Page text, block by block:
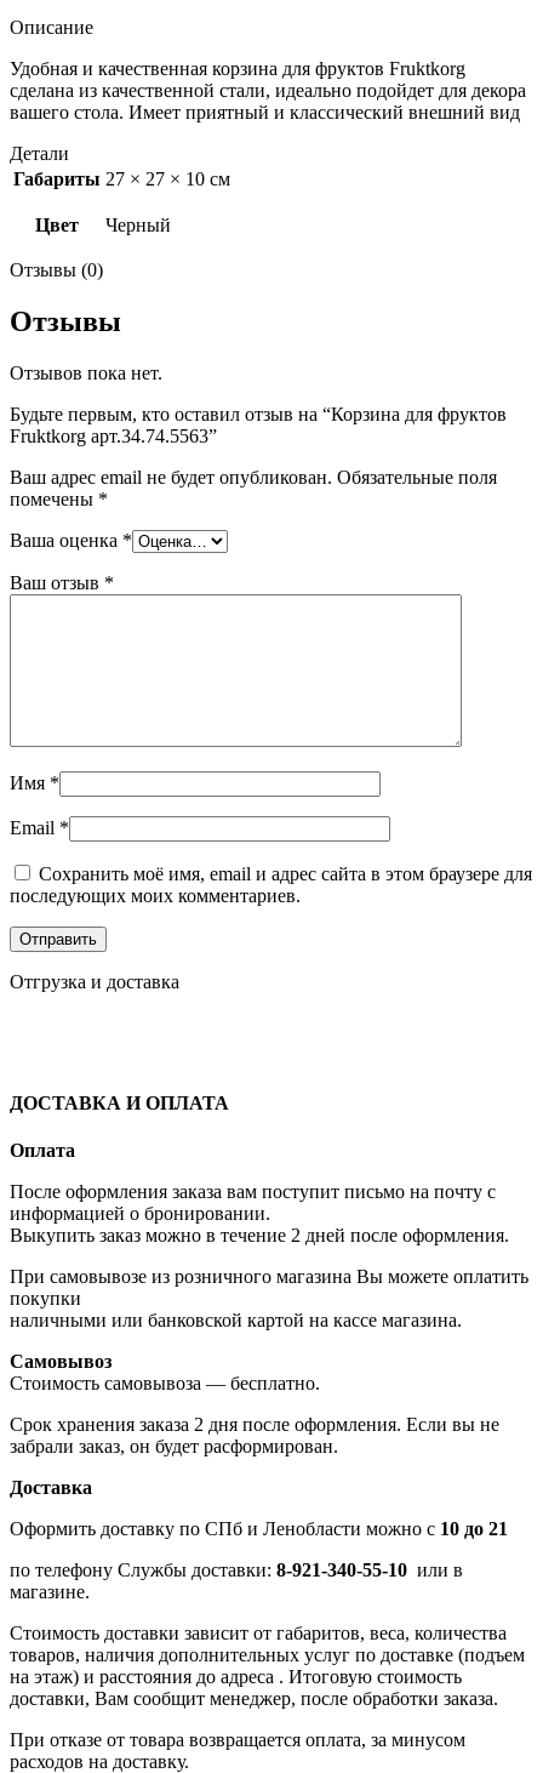
Описание
Удобная и качественная корзина для фруктов Fruktkorg
сделана из качественной стали, идеально подойдет для декора
вашего стола. Имеет приятный и классический внешний вид
Детали
Габариты 27 × 27 × 10 см
Цвет Черный
Отзывы (0)
Отзывы
Отзывов пока нет.
Будьте первым, кто оставил отзыв на “Корзина для фруктов
Fruktkorg арт.34.74.5563”
Ваш адрес email не будет опубликован. Обязательные поля
помечены *
Ваша оценка *
Ваш отзыв *
Имя *
Email *
Сохранить моё имя, email и адрес сайта в этом браузере для
последующих моих комментариев.
Отгрузка и доставка
ДОСТАВКА И ОПЛАТА
Оплата
После оформления заказа вам поступит письмо на почту с
информацией о бронировании.
Выкупить заказ можно в течение 2 дней после оформления.
При самовывозе из розничного магазина Вы можете оплатить
покупки
наличными или банковской картой на кассе магазина.
Самовывоз
Стоимость самовывоза — бесплатно.
Срок хранения заказа 2 дня после оформления. Если вы не
забрали заказ, он будет расформирован.
Доставка
Оформить доставку по СПб и Ленобласти можно с 10 до 21
по телефону Службы доставки: 8-921-340-55-10 или в
магазине.
Стоимость доставки зависит от габаритов, веса, количества
товаров, наличия дополнительных услуг по доставке (подъем
на этаж) и расстояния до адреса . Итоговую стоимость
доставки, Вам сообщит менеджер, после обработки заказа.
При отказе от товара возвращается оплата, за минусом
расходов на доставку.